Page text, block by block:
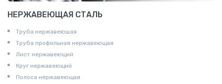
НЕРЖАВЕЮЩАЯ СТАЛЬ
Труба нержавеюшая
Труба профильная нержавеющая
Лист нержавеющий
Круг нержавеющий
Полоса нержавеющая